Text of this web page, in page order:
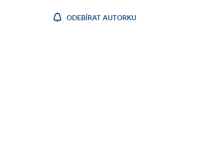
ODEBÍRAT AUTORKU